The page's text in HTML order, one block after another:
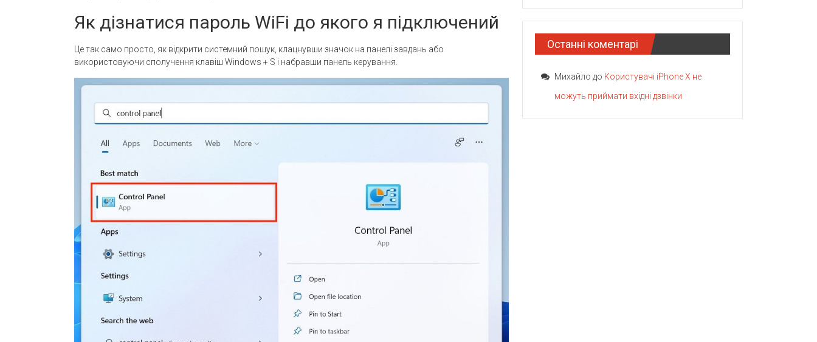
Як дізнатися пароль WiFi до якого я підключений
Це так само просто, як відкрити системний пошук, клацнувши значок на панелі завдань або
використовуючи сполучення клавіш Windows + S і набравши панель керування.
Останні коментарі
Михайло до Користувачі iPhone X не
можуть приймати вхідні дзвінки